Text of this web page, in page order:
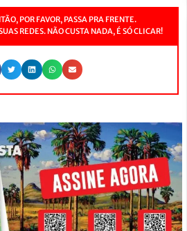
POR FAVOR, PASSA PRA FRENTE.
REDES. NÃO CUSTA NADA, É SÓ CLICAR!